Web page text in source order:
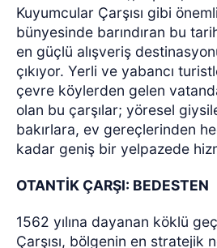
Kuyumcular Çarşısı gibi
bünyesinde barındıran bu
en güçlü alışveriş
çıkıyor. Yerli ve yabancı
çevre köylerden gelen
olan bu çarşılar; yöresel
bakırlara, ev gereçlerinden
kadar geniş bir yelpazede
OTANTİK ÇARŞI: BEDESTEN
1562 yılına dayanan köklü
Çarşısı, bölgenin en stratejik